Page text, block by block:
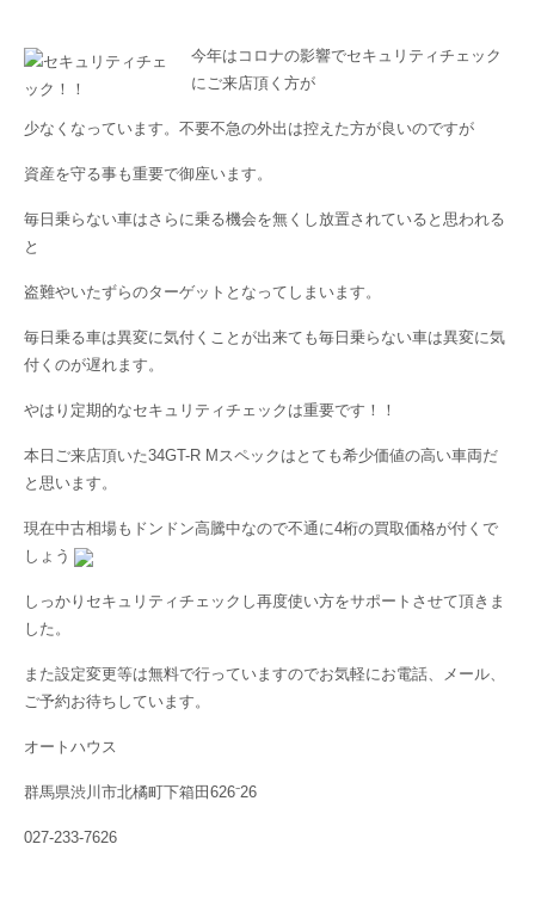
今年はコロナの影響でセキュリティチェック
にご来店頂く方が
少なくなっています。不要不急の外出は控えた方が良いのですが
資産を守る事も重要で御座います。
毎日乗らない車はさらに乗る機会を無くし放置されていると思われる
と
盗難やいたずらのターゲットとなってしまいます。
毎日乗る車は異変に気付くことが出来ても毎日乗らない車は異変に気
付くのが遅れます。
やはり定期的なセキュリティチェックは重要です！！
本日ご来店頂いた34GT-R Mスペックはとても希少価値の高い車両だ
と思います。
現在中古相場もドンドン高騰中なので不通に4桁の買取価格が付くで
しょう
しっかりセキュリティチェックし再度使い方をサポートさせて頂きま
した。
また設定変更等は無料で行っていますのでお気軽にお電話、メール、
ご予約お待ちしています。
オートハウス
群馬県渋川市北橘町下箱田626⁻26
027-233-7626